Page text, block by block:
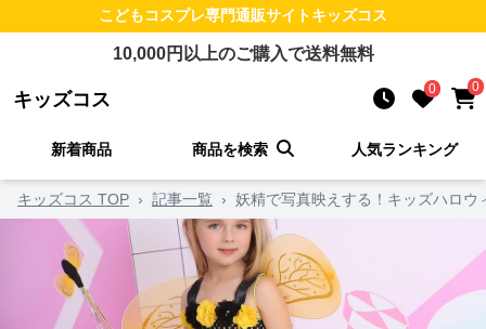
こどもコスプレ専門通販サイトキッズコス
10,000円以上のご購入で送料無料
キッズコス 0 0
新着商品 商品を検索 人気ランキング
キッズコス TOP › 記事一覧 › 妖精で写真映えする！キッズハロ